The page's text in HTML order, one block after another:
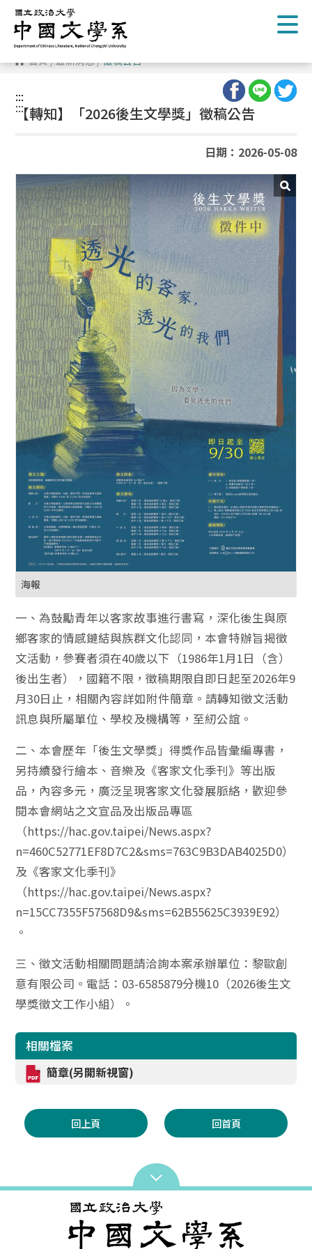
跳
到
主
要
內
容 首頁/最新消息/徵稿公告
:::
:::
【轉知】「2026後生文學獎」徵稿公告
日期：2026-05-08
海報
一、為鼓勵青年以客家故事進行書寫，深化後生與原
鄉客家的情感鏈結與族群文化認同，本會特辦旨揭徵
文活動，參賽者須在40歲以下（1986年1月1日（含）
後出生者），國籍不限，徵稿期限自即日起至2026年9
月30日止，相關內容詳如附件簡章。請轉知徵文活動
訊息與所屬單位、學校及機構等，至紉公誼。
二、本會歷年「後生文學獎」得獎作品皆彙編專書，
另持續發行繪本、音樂及《客家文化季刊》等出版
品，內容多元，廣泛呈現客家文化發展脈絡，歡迎參
閱本會網站之文宣品及出版品專區
（https://hac.gov.taipei/News.aspx?
n=460C52771EF8D7C2&sms=763C9B3DAB4025D0）
及《客家文化季刊》
（https://hac.gov.taipei/News.aspx?
n=15CC7355F57568D9&sms=62B55625C3939E92）
。
三、徵文活動相關問題請洽詢本案承辦單位：黎歐創
意有限公司。電話：03-6585879分機10（2026後生文
學獎徵文工作小組）。
相關檔案
簡章(另開新視窗)
回上頁 回首頁